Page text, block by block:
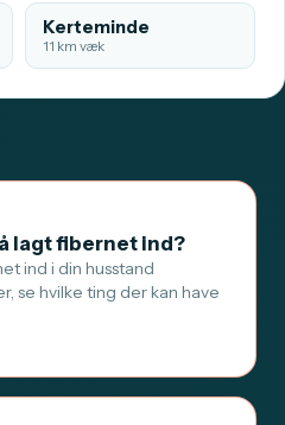
Kerteminde
11 km væk
lagt fibernet ind?
ind i din husstand
se hvilke ting der kan have